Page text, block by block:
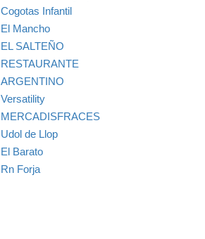
Cogotas Infantil
El Mancho
EL SALTEÑO
RESTAURANTE
ARGENTINO
Versatility
MERCADISFRACES
Udol de Llop
El Barato
Rn Forja